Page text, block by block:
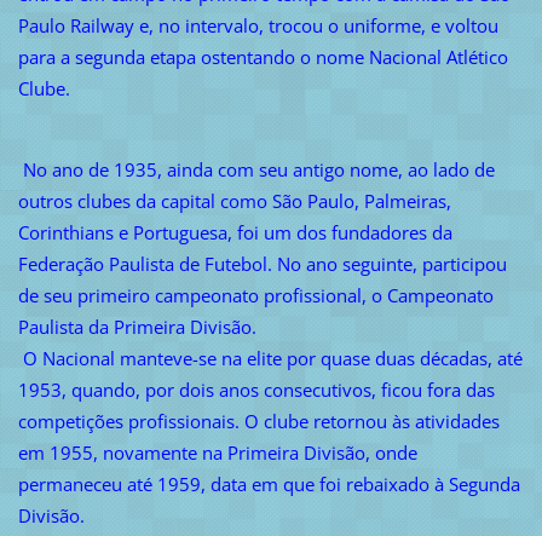
Paulo Railway e, no intervalo, trocou o uniforme, e voltou
para a segunda etapa ostentando o nome Nacional Atlético
Clube.
No ano de 1935, ainda com seu antigo nome, ao lado de
outros clubes da capital como São Paulo, Palmeiras,
Corinthians e Portuguesa, foi um dos fundadores da
Federação Paulista de Futebol. No ano seguinte, participou
de seu primeiro campeonato profissional, o Campeonato
Paulista da Primeira Divisão.
O Nacional manteve-se na elite por quase duas décadas, até
1953, quando, por dois anos consecutivos, ficou fora das
competições profissionais. O clube retornou às atividades
em 1955, novamente na Primeira Divisão, onde
permaneceu até 1959, data em que foi rebaixado à Segunda
Divisão.